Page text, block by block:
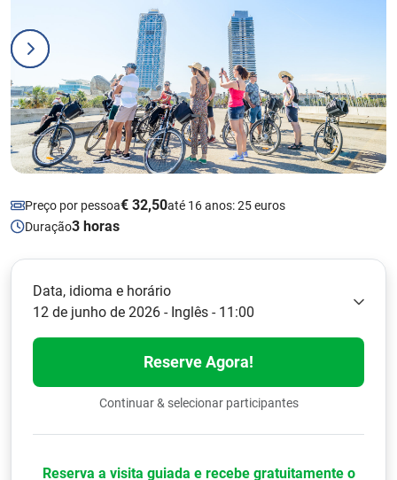
Preço por pessoa€ 32,50até 16 anos: 25 euros
Duração3 horas
Data, idioma e horário
12 de junho de 2026 - Inglês - 11:00
Reserve Agora!
Continuar & selecionar participantes
Reserva a visita guiada e recebe gratuitamente o